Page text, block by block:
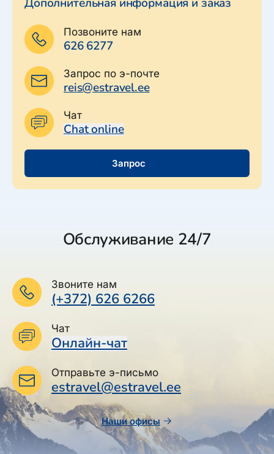
Позвоните нам
626 6277
Запрос по э-почте
reis@estravel.ee
Чат
Chat online
Запрос
Обслуживание 24/7
Звоните нам
(+372) 626 6266
Чат
Онлайн-чат
Отправьте э-письмо
estravel@estravel.ee
Наши офисы